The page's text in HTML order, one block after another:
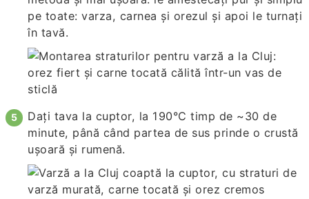
pe toate: varza, carnea și orezul și apoi le turnați
în tavă.
Dați tava la cuptor, la 190°C timp de ~30 de
minute, până când partea de sus prinde o crustă
ușoară și rumenă.